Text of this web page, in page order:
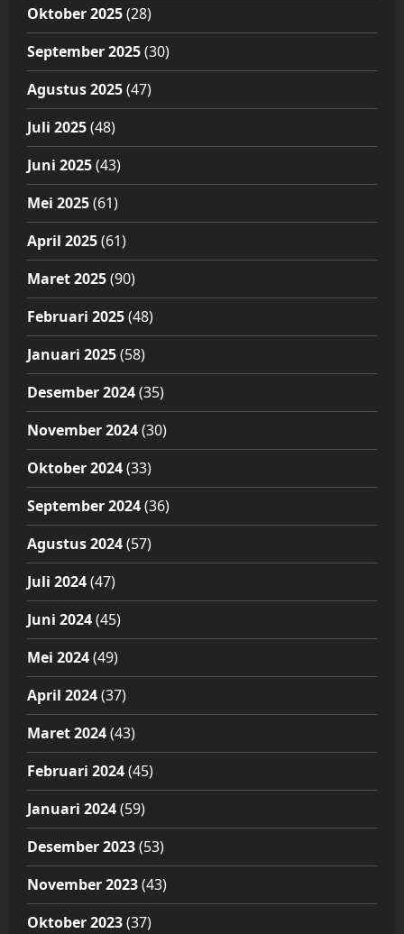
Oktober 2025(28)
September 2025(30)
Agustus 2025(47)
Juli 2025(48)
Juni 2025(43)
Mei 2025(61)
April 2025(61)
Maret 2025(90)
Februari 2025(48)
Januari 2025(58)
Desember 2024(35)
November 2024(30)
Oktober 2024(33)
September 2024(36)
Agustus 2024(57)
Juli 2024(47)
Juni 2024(45)
Mei 2024(49)
April 2024(37)
Maret 2024(43)
Februari 2024(45)
Januari 2024(59)
Desember 2023(53)
November 2023(43)
Oktober 2023(37)